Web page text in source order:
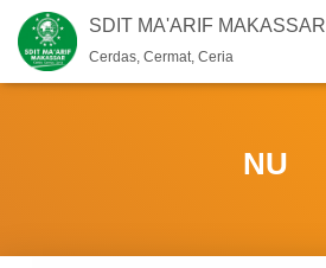
SDIT MA'ARIF MAKASSAR
Cerdas, Cermat, Ceria
NU